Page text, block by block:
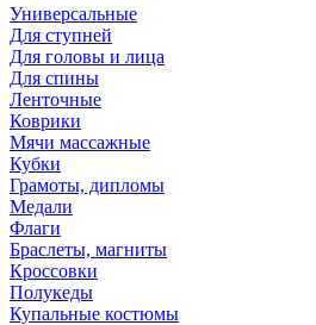
Универсальные
Для ступней
Для головы и лица
Для спины
Ленточные
Коврики
Мячи массажные
Кубки
Грамоты, дипломы
Медали
Флаги
Браслеты, магниты
Кроссовки
Полукеды
Купальные костюмы